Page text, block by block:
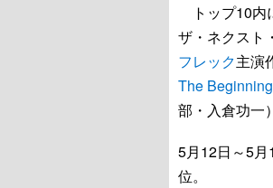
トップ10内
ザ・ネクスト
フレック主演
The Beginning
部・入倉功一）
5月12日～5
位。